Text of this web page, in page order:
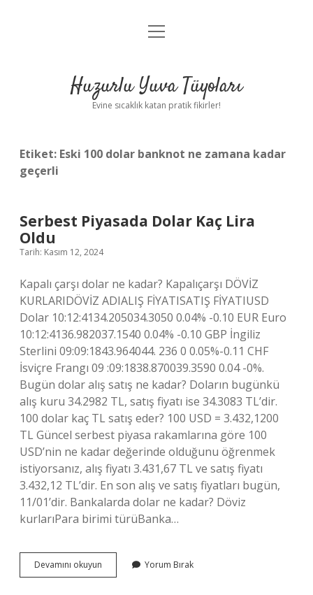
Anasayfa
Yasal Uyarı
menüyü
Huzurlu Yuva Tüyoları
Evine sıcaklık katan pratik fikirler!
Etiket: Eski 100 dolar banknot ne zamana kadar
geçerli
Serbest Piyasada Dolar Kaç Lira
Oldu
Tarih: Kasım 12, 2024
Kapalı çarşı dolar ne kadar? Kapalıçarşı DÖVİZ
KURLARIDÖVİZ ADIALIŞ FİYATISATIŞ FİYATIUSD
Dolar 10:12:4134.205034.3050 0.04% -0.10 EUR Euro
10:12:4136.982037.1540 0.04% -0.10 GBP İngiliz
Sterlini 09:09:1843.964044. 236 0 0.05%-0.11 CHF
İsviçre Frangı 09 :09:1838.870039.3590 0.04 -0%.
Bugün dolar alış satış ne kadar? Doların bugünkü
alış kuru 34.2982 TL, satış fiyatı ise 34.3083 TL’dir.
100 dolar kaç TL satış eder? 100 USD = 3.432,1200
TL Güncel serbest piyasa rakamlarına göre 100
USD’nin ne kadar değerinde olduğunu öğrenmek
istiyorsanız, alış fiyatı 3.431,67 TL ve satış fiyatı
3.432,12 TL’dir. En son alış ve satış fiyatları bugün,
11/01’dir. Bankalarda dolar ne kadar? Döviz
kurlarıPara birimi türüBanka…
Devamını okuyun
Piyasada
Yorum Bırak